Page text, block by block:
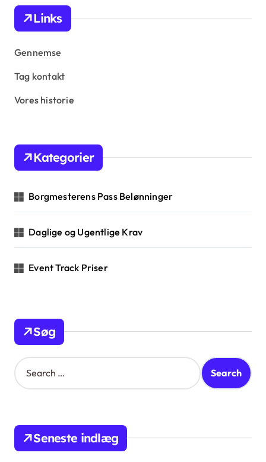
Links
Gennemse
Tag kontakt
Vores historie
Kategorier
Borgmesterens Pass Belønninger
Daglige og Ugentlige Krav
Event Track Priser
Søg
S
e
h
o
Seneste indlæg